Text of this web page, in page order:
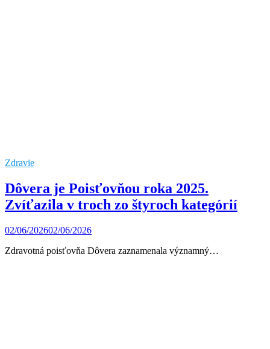
Zdravie
Dôvera je Poisťovňou roka 2025.
Zvíťazila v troch zo štyroch kategórií
02/06/202602/06/2026
Zdravotná poisťovňa Dôvera zaznamenala významný…